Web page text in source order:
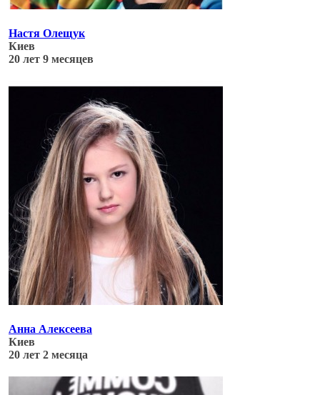
Обновлено: 05.07.17
Настя Олещук
Киев
20 лет 9 месяцев
Обновлено: 04.07.17
Анна Алексеева
Киев
20 лет 2 месяца